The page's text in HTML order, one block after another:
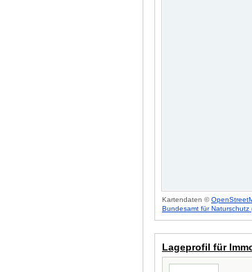
Kartendaten ©
Bundesamt für Naturschutz
Lageprofil für